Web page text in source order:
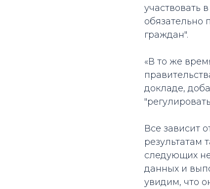
участвовать
обязательно
граждан".
«В то же
докладе,
Все зависит
результатам
следующих
данных и
увидим, что